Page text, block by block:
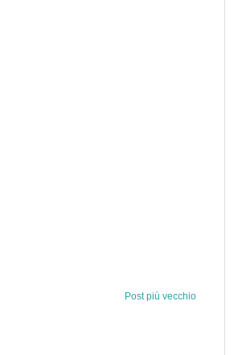
Post più vecchio